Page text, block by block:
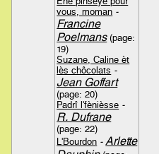
vous, moman -
Francine
Poelmans(page:
19)
Suzane, Caline èt
lès chôcolats -
Jean Goffart
(page: 20)
Padrî l'fènièsse -
R. Dufrane
(page: 22)
L'Bourdon - Arlette